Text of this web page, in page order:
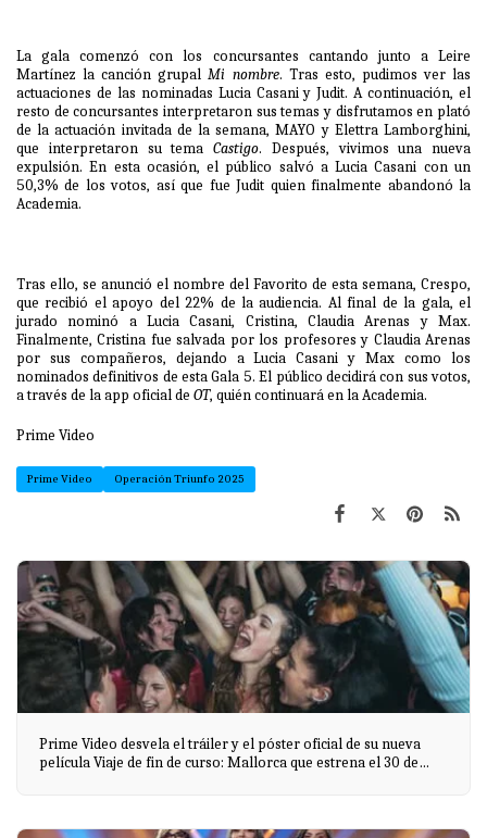
La gala comenzó con los concursantes cantando junto a Leire
Martínez la canción grupalMi nombre. Tras esto, pudimos ver las
actuaciones de las nominadas Lucia Casani y Judit. A continuación, el
resto de concursantes interpretaron sus temas y disfrutamos en plató
de la actuación invitada de la semana, MAYO y Elettra Lamborghini,
que interpretaron su tema Castigo. Después, vivimos una nueva
expulsión. En esta ocasión, el público salvó a Lucia Casani con un
50,3% de los votos, así que fue Judit quien finalmente abandonó la
Academia.
Tras ello, se anunció el nombre del Favorito de esta semana, Crespo,
que recibió el apoyo del 22% de la audiencia. Al final de la gala, el
jurado nominó a Lucia Casani, Cristina, Claudia Arenas y Max.
Finalmente, Cristina fue salvada por los profesores y Claudia Arenas
por sus compañeros, dejando a Lucia Casani y Max como los
nominados definitivos de esta Gala 5. El público decidirá con sus votos,
a través de la app oficial de OT, quién continuará en la Academia.
Prime Video
Prime Video Operación Triunfo 2025
Prime Video desvela el tráiler y el póster oficial de su nueva
película Viaje de fin de curso: Mallorca que estrena el 30 de